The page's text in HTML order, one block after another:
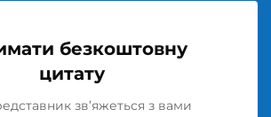
безкоштовну
цитату
зв’яжеться з вами